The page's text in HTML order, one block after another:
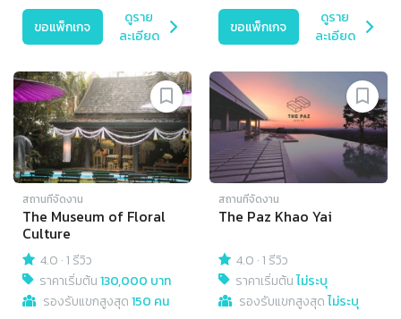
ขอแพ็กเกจ
ดูราย
ละเอียด
ขอแพ็กเกจ
ดูราย
ละเอียด
สถานที่จัดงาน
The Museum of Floral
Culture
4.0 ·1 รีวิว
ราคาเริ่มต้น130,000 บาท
รองรับแขกสูงสุด150 คน
สถานที่จัดงาน
The Paz Khao Yai
4.0 ·1 รีวิว
ราคาเริ่มต้นไม่ระบุ
รองรับแขกสูงสุดไม่ระบุ